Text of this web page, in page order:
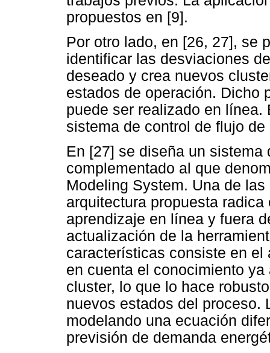
propuestos en [9].
Por otro lado, en [26, 27], se
identificar las desviaciones
deseado y crea nuevos
estados de operación. Dicho
puede ser realizado en
sistema de control de flujo
En [27] se diseña un sistema
complementado al que
Modeling System. Una de
arquitectura propuesta
aprendizaje en línea y fuera
actualización de la
características consiste en
en cuenta el conocimiento
cluster, lo que lo hace
nuevos estados del proceso.
modelando una ecuación
previsión de demanda